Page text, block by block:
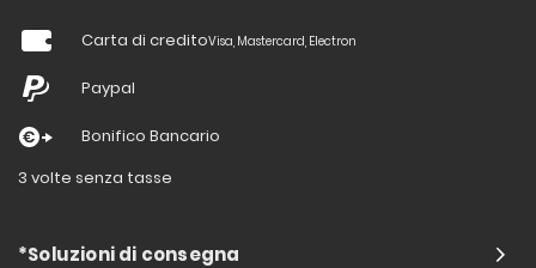
Carta di creditoVisa, Mastercard, Electron
Paypal
Bonifico Bancario
3 volte senza tasse
*Soluzioni di consegna